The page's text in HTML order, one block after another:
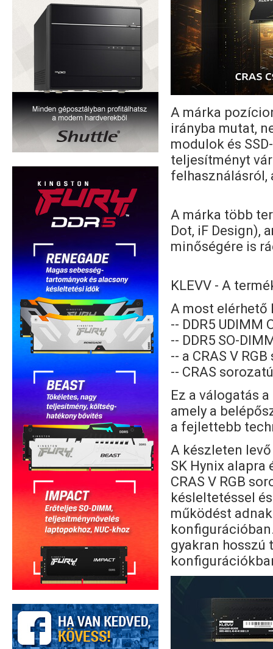
A márka
irányba mutat,
modulok és
teljesítményt
felhasználásról,
A márka több
Dot, iF Design),
minőségére is
KLEVV - A
A most elérhető
-- DDR5 UDIMM
-- DDR5 SO-
-- a CRAS V
-- CRAS
Ez a válogatás
amely a
a fejlettebb
A készleten
SK Hynix
CRAS V RGB
késleltetéssel
működést
gyakran hosszú